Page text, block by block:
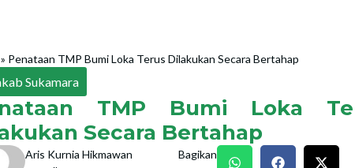
» Penataan TMP Bumi Loka Terus Dilakukan Secara Bertahap
Sukamara
TMP Bumi Loka
Secara Bertahap
Aris Kurnia Hikmawan Bagikan